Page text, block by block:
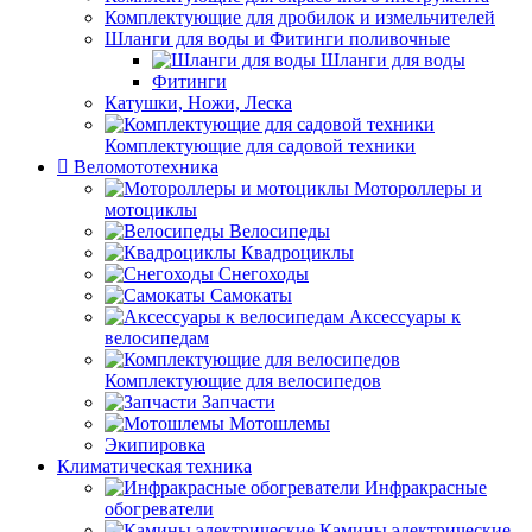
Комплектующие для дробилок и измельчителей
Шланги для воды и Фитинги поливочные
Шланги для воды
Фитинги
Катушки, Ножи, Леска
Комплектующие для садовой техники
Веломототехника
Мотороллеры и
мотоциклы
Велосипеды
Квадроциклы
Снегоходы
Самокаты
Аксессуары к
велосипедам
Комплектующие для велосипедов
Запчасти
Мотошлемы
Экипировка
Климатическая техника
Инфракрасные
обогреватели